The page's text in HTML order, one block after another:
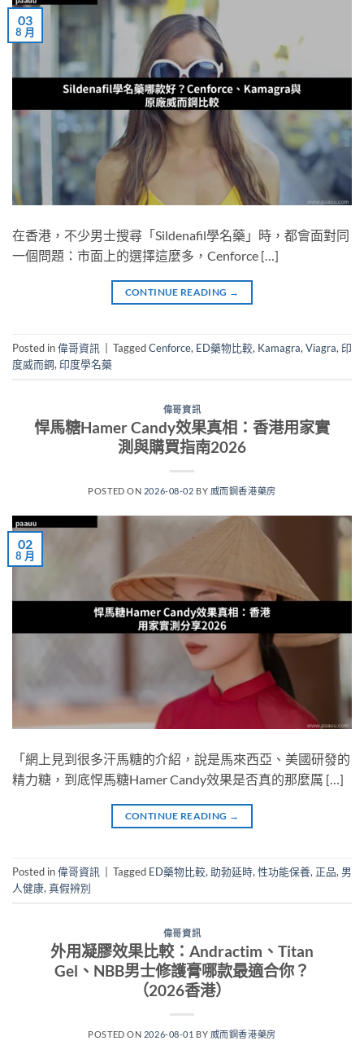
03
8 月
在香港，不少男士搜尋「Sildenafil學名藥」時，都會面對同
一個問題：市面上的選擇這麼多，Cenforce […]
CONTINUE READING →
Posted in偉哥資訊 TaggedCenforce, ED藥物比較, Kamagra, Viagra, 印
度威而鋼, 印度學名藥
偉哥資訊
悍馬糖Hamer Candy效果真相：香港用家實
測與購買指南2026
POSTED ON 2026-08-02 BY 威而鋼香港藥房
02
8 月
「網上見到很多汗馬糖的介紹，說是馬來西亞、美國研發的
精力糖，到底悍馬糖Hamer Candy效果是否真的那麼厲 […]
CONTINUE READING →
Posted in偉哥資訊 Tagged ED藥物比較, 助勃延時, 性功能保養, 正品, 男
人健康, 真假辨別
偉哥資訊
外用凝膠效果比較：Andractim、Titan
Gel、NBB男士修護膏哪款最適合你？
（2026香港）
POSTED ON 2026-08-01 BY 威而鋼香港藥房